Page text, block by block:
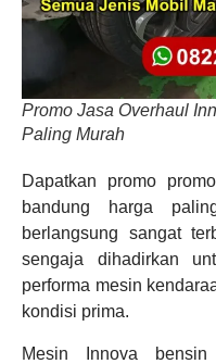
Promo Jasa Overhaul
Paling Murah
Dapatkan promo
bandung harga
berlangsung sangat
sengaja dihadirkan
performa mesin
kondisi prima.
Mesin Innova